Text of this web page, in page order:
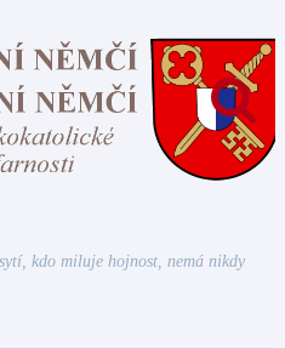
kdo miluje hojnost, nemá nikdy